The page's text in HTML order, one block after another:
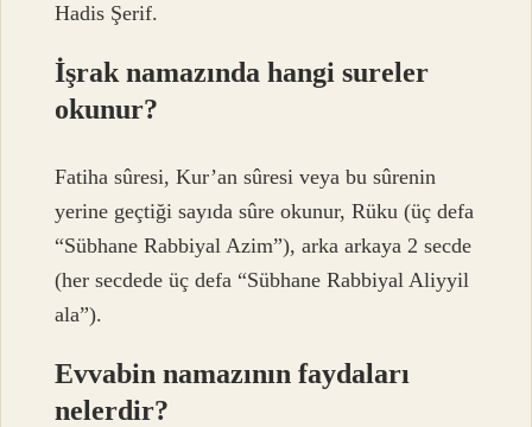
Hadis Şerif.
İşrak namazında hangi sureler
okunur?
Fatiha sûresi, Kur’an sûresi veya bu sûrenin
yerine geçtiği sayıda sûre okunur, Rüku (üç defa
“Sübhane Rabbiyal Azim”), arka arkaya 2 secde
(her secdede üç defa “Sübhane Rabbiyal Aliyyil
ala”).
Evvabin namazının faydaları
nelerdir?